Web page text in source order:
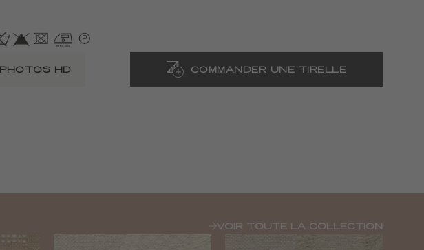
PHOTOS HD COMMANDER UNE TIRELLE
VOIR TOUTE LA COLLECTION